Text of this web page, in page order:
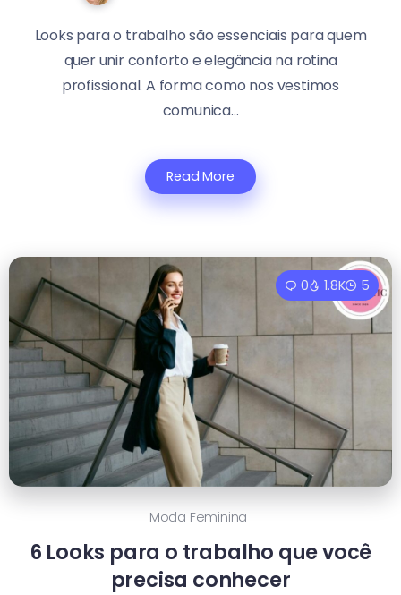
Looks para o trabalho são essenciais para quem
quer unir conforto e elegância na rotina
profissional. A forma como nos vestimos
comunica...
Read More
0 1.8K 5
Moda Feminina
6 Looks para o trabalho que você
precisa conhecer